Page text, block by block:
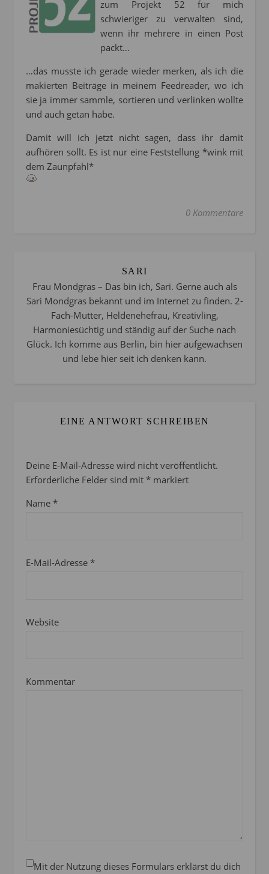
zum Projekt 52 für mich
schwieriger zu verwalten sind,
wenn ihr mehrere in einen Post
packt…
…das musste ich gerade wieder merken, als ich die
makierten Beiträge in meinem Feedreader, wo ich
sie ja immer sammle, sortieren und verlinken wollte
und auch getan habe.
Damit will ich jetzt nicht sagen, dass ihr damit
aufhören sollt. Es ist nur eine Feststellung *wink mit
dem Zaunpfahl*
0 Kommentare
SARI
Frau Mondgras – Das bin ich, Sari. Gerne auch als
Sari Mondgras bekannt und im Internet zu finden. 2-
Fach-Mutter, Heldenehefrau, Kreativling,
Harmoniesüchtig und ständig auf der Suche nach
Glück. Ich komme aus Berlin, bin hier aufgewachsen
und lebe hier seit ich denken kann.
EINE ANTWORT SCHREIBEN
Deine E-Mail-Adresse wird nicht veröffentlicht.
Erforderliche Felder sind mit * markiert
Name *
E-Mail-Adresse *
Website
Kommentar
Mit der Nutzung dieses Formulars erklärst du dich